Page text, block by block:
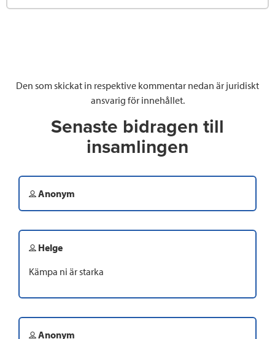
Den som skickat in respektive kommentar nedan är juridiskt
ansvarig för innehållet.
Senaste bidragen till
insamlingen
Anonym
Helge
Kämpa ni är starka
Anonym